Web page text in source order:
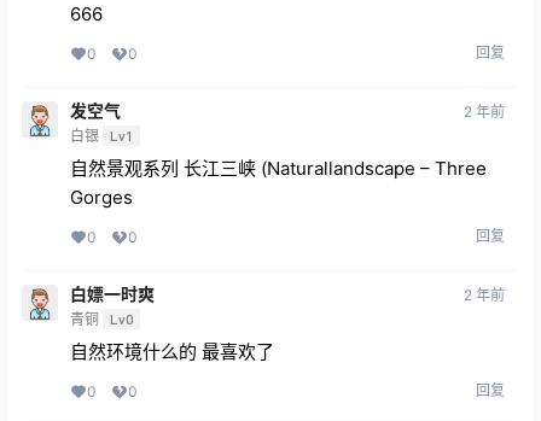
666
0 0 回复
发空气
白银 Lv1
2 年前
自然景观系列 长江三峡 (Naturallandscape – Three
Gorges
0 0 回复
白嫖一时爽
青铜 Lv0
2 年前
自然环境什么的 最喜欢了
0 0 回复